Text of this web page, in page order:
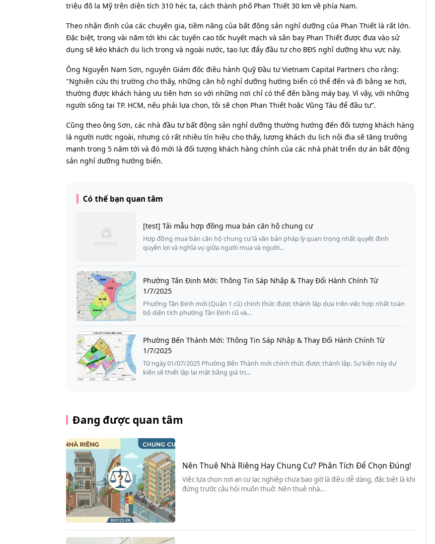
triệu đô la Mỹ trên diện tích 310 héc ta, cách thành phố Phan Thiết 30 km về phía Nam.
Theo nhận định của các chuyên gia, tiềm năng của bất động sản nghỉ dưỡng của Phan Thiết là rất lớn.
Đặc biệt, trong vài năm tới khi các tuyến cao tốc huyết mạch và sân bay Phan Thiết được đưa vào sử
dụng sẽ kéo khách du lịch trong và ngoài nước, tạo lực đẩy đầu tư cho BĐS nghỉ dưỡng khu vực này.
Ông Nguyễn Nam Sơn, nguyên Giám đốc điều hành Quỹ Đầu tư Vietnam Capital Partners cho rằng:
"Nghiên cứu thị trường cho thấy, những căn hộ nghỉ dưỡng hướng biển có thể đến và đi bằng xe hơi,
thường được khách hàng ưu tiên hơn so với những nơi chỉ có thể đến bằng máy bay. Vì vậy, với những
người sống tại TP. HCM, nếu phải lựa chọn, tôi sẽ chọn Phan Thiết hoặc Vũng Tàu để đầu tư”.
Cũng theo ông Sơn, các nhà đầu tư bất động sản nghỉ dưỡng thường hướng đến đối tượng khách hàng
là người nước ngoài, nhưng có rất nhiều tín hiệu cho thấy, lượng khách du lịch nội địa sẽ tăng trưởng
mạnh trong 5 năm tới và đó mới là đối tượng khách hàng chính của các nhà phát triển dự án bất động
sản nghỉ dưỡng hướng biển.
Có thể bạn quan tâm
[test] Tải mẫu hợp đồng mua bán căn hộ chung cư
Hợp đồng mua bán căn hộ chung cư là văn bản pháp lý quan trọng nhất quyết định
quyền lợi và nghĩa vụ giữa người mua và người…
Phường Tân Định Mới: Thông Tin Sáp Nhập & Thay Đổi Hành Chính Từ
1/7/2025
Phường Tân Định mới (Quận 1 cũ) chính thức được thành lập dựa trên việc hợp nhất toàn
bộ diện tích phường Tân Định cũ và…
Phường Bến Thành Mới: Thông Tin Sáp Nhập & Thay Đổi Hành Chính Từ
1/7/2025
Từ ngày 01/07/2025 Phường Bến Thành mới chính thức được thành lập. Sự kiện này dự
kiến sẽ thiết lập lại mặt bằng giá trị…
Đang được quan tâm
Nên Thuê Nhà Riêng Hay Chung Cư? Phân Tích Để Chọn Đúng!
Việc lựa chọn nơi an cư lạc nghiệp chưa bao giờ là điều dễ dàng, đặc biệt là khi
đứng trước câu hỏi muôn thuở: Nên thuê nhà…